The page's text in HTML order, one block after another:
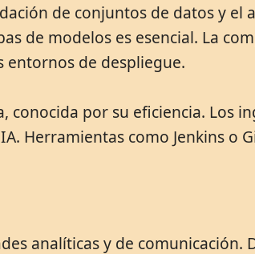
de conjuntos de datos y el
de modelos es esencial. La
entornos de despliegue.
por su eficiencia. Los
Herramientas como Jenkins o
analíticas y de